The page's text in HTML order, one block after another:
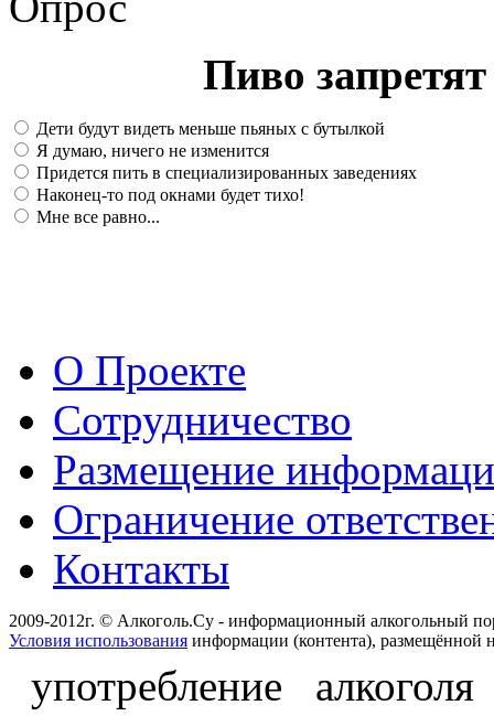
Пиво
Дети будут видеть меньше пьяных с бутылкой
Я думаю, ничего не изменится
Придется пить в специализированных заведениях
Наконец-то под окнами будет тихо!
Мне все равно...
О Проекте
Сотрудничество
Размещение
Ограничение
Контакты
2009-2012г. © Алкоголь.Су - информационный алкогольный
Условия использования информации (контента), размещённой
употребление